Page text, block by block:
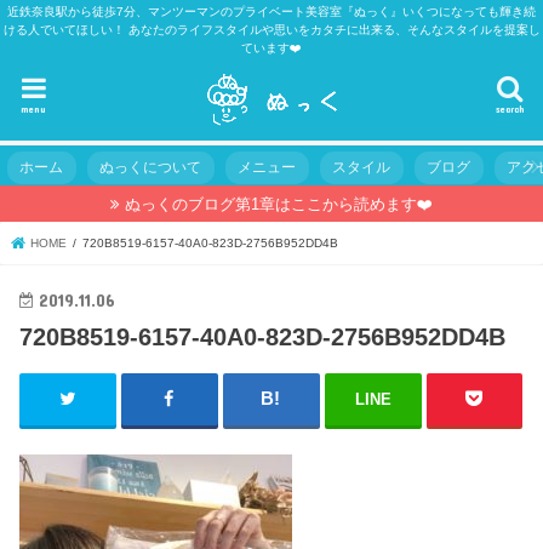
近鉄奈良駅から徒歩7分、マンツーマンのプライベート美容室『ぬっく』いくつになっても輝き続
ける人でいてほしい！ あなたのライフスタイルや思いをカタチに出来る、そんなスタイルを提案し
ています❤️
search
menu
ホーム ぬっくについて メニュー スタイル ブログ アク
ぬっくのブログ第1章はここから読めます❤️
HOME 720B8519-6157-40A0-823D-2756B952DD4B
2019.11.06
720B8519-6157-40A0-823D-2756B952DD4B
LINE